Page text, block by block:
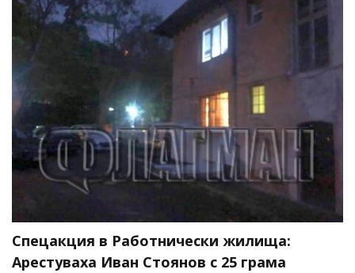
Спецакция в Работнически жилища:
Арестуваха Иван Стоянов с 25 грама